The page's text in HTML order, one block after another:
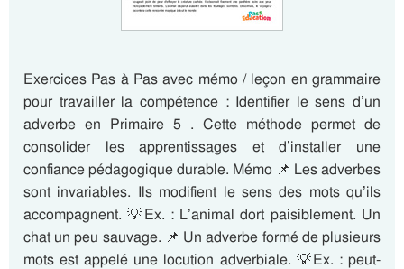
Exercices Pas à Pas avec mémo / leçon en grammaire
pour travailler la compétence : Identifier le sens d’un
adverbe en Primaire 5 . Cette méthode permet de
consolider les apprentissages et d’installer une
confiance pédagogique durable. Mémo 📌 Les adverbes
sont invariables. Ils modifient le sens des mots qu’ils
accompagnent. 💡Ex. : L’animal dort paisiblement. Un
chat un peu sauvage. 📌 Un adverbe formé de plusieurs
mots est appelé une locution adverbiale. 💡Ex. : peut-